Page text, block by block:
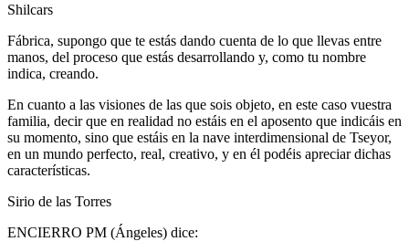
Shilcars
Fábrica, supongo que te estás dando cuenta de lo que llevas entre
manos, del proceso que estás desarrollando y, como tu nombre
indica, creando.
En cuanto a las visiones de las que sois objeto, en este caso vuestra
familia, decir que en realidad no estáis en el aposento que indicáis en
su momento, sino que estáis en la nave interdimensional de Tseyor,
en un mundo perfecto, real, creativo, y en él podéis apreciar dichas
características.
Sirio de las Torres
ENCIERRO PM (Ángeles) dice: